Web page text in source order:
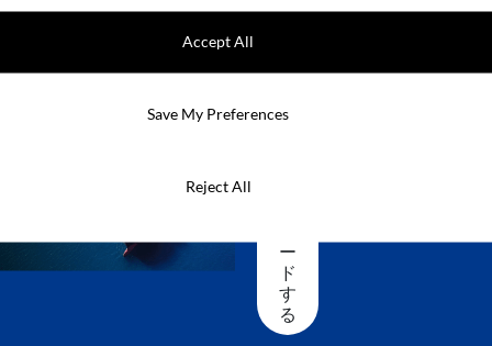
Reject All
Save My Preferences
Accept All
ー
ド
す
る